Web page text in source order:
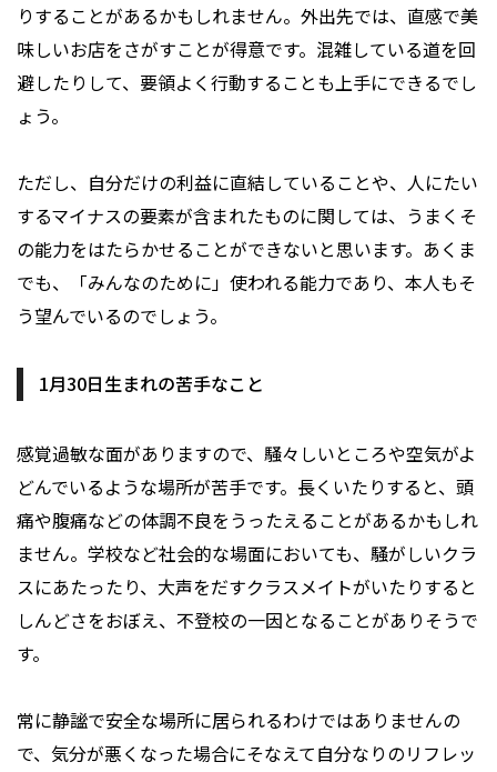
りすることがあるかもしれません。外出先では、直感で美
味しいお店をさがすことが得意です。混雑している道を回
避したりして、要領よく行動することも上手にできるでし
ょう。
ただし、自分だけの利益に直結していることや、人にたい
するマイナスの要素が含まれたものに関しては、うまくそ
の能力をはたらかせることができないと思います。あくま
でも、「みんなのために」使われる能力であり、本人もそ
う望んでいるのでしょう。
1月30日生まれの苦手なこと
感覚過敏な面がありますので、騒々しいところや空気がよ
どんでいるような場所が苦手です。長くいたりすると、頭
痛や腹痛などの体調不良をうったえることがあるかもしれ
ません。学校など社会的な場面においても、騒がしいクラ
スにあたったり、大声をだすクラスメイトがいたりすると
しんどさをおぼえ、不登校の一因となることがありそうで
す。
常に静謐で安全な場所に居られるわけではありませんの
で、気分が悪くなった場合にそなえて自分なりのリフレッ